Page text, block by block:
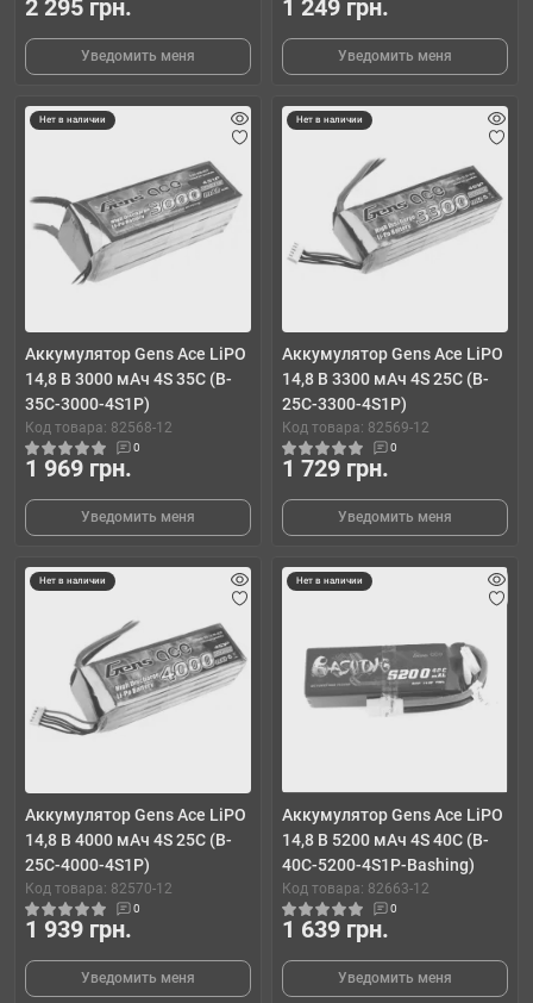
2 295 грн.
Уведомить меня
1 249 грн.
Уведомить меня
Нет в наличии
Аккумулятор Gens Ace LiPO
14,8 В 3000 мАч 4S 35C (B-
35C-3000-4S1P)
Код товара: 82568-12
0
1 969 грн.
Уведомить меня
Нет в наличии
Аккумулятор Gens Ace LiPO
14,8 В 3300 мАч 4S 25C (B-
25C-3300-4S1P)
Код товара: 82569-12
0
1 729 грн.
Уведомить меня
Нет в наличии
Аккумулятор Gens Ace LiPO
14,8 В 4000 мАч 4S 25C (B-
25C-4000-4S1P)
Код товара: 82570-12
0
1 939 грн.
Уведомить меня
Нет в наличии
Аккумулятор Gens Ace LiPO
14,8 В 5200 мАч 4S 40C (B-
40C-5200-4S1P-Bashing)
Код товара: 82663-12
0
1 639 грн.
Уведомить меня